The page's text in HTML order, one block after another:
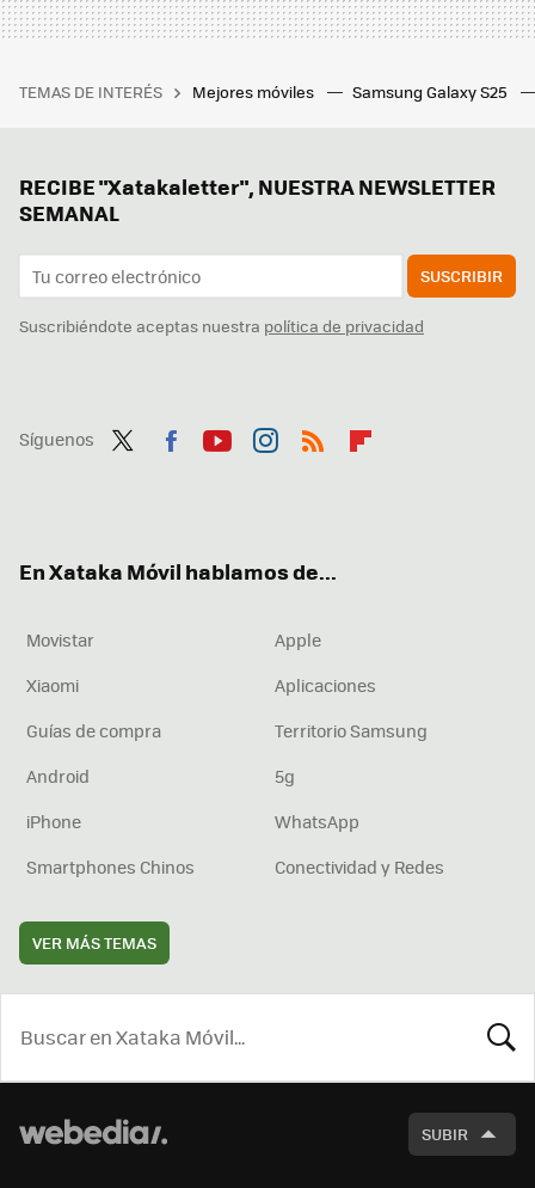
TEMAS DE INTERÉS Mejores móviles Samsung Galaxy S25
RECIBE "Xatakaletter", NUESTRA NEWSLETTER
SEMANAL
SUSCRIBIR
Suscribiéndote aceptas nuestra política de privacidad
Síguenos
En Xataka Móvil hablamos de...
Movistar
Apple
Xiaomi
Aplicaciones
Guías de compra
Territorio Samsung
Android
5g
iPhone
WhatsApp
Smartphones Chinos
Conectividad y Redes
VER MÁS TEMAS
SUBIR